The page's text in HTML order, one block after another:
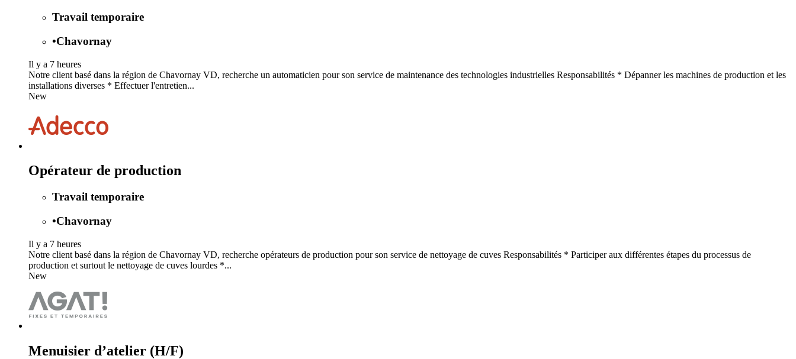
Travail temporaire
•Chavornay
Il y a 7 heures
Notre client basé dans la région de Chavornay VD, recherche un automaticien pour son service de maintenance des technologies industrielles Responsabilités * Dépanner les machines de production et les
installations diverses * Effectuer l'entretien...
New
Opérateur de production
Travail temporaire
•Chavornay
Il y a 7 heures
Notre client basé dans la région de Chavornay VD, recherche opérateurs de production pour son service de nettoyage de cuves Responsabilités * Participer aux différentes étapes du processus de
production et surtout le nettoyage de cuves lourdes *...
New
Menuisier d’atelier (H/F)